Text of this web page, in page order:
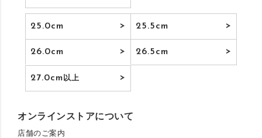
25.0cm 25.5cm
26.0cm 26.5cm
27.0cm以上
オンラインストアについて
店舗のご案内